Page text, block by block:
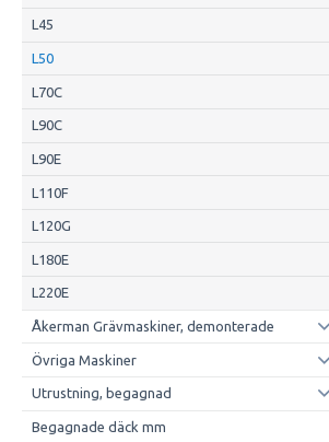
L45
L50
L70C
L90C
L90E
L110F
L120G
L180E
L220E
Åkerman Grävmaskiner, demonterade
Övriga Maskiner
Utrustning, begagnad
Begagnade däck mm